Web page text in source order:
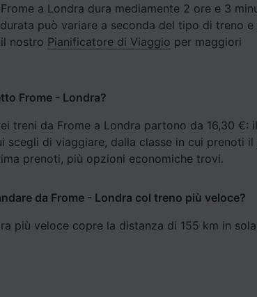
a Londra dura mediamente 2 ore e 3
può variare a seconda del tipo di treno e
nostro Pianificatore di Viaggio per maggiori
Frome - Londra?
treni da Frome a Londra partono da 16,30 €:
scegli di viaggiare, dalla classe in cui prenoti
prenoti, più opzioni economiche trovi.
da Frome - Londra col treno più veloce?
più veloce copre la distanza di 155 km in
Elenco dei partner (fornitori)